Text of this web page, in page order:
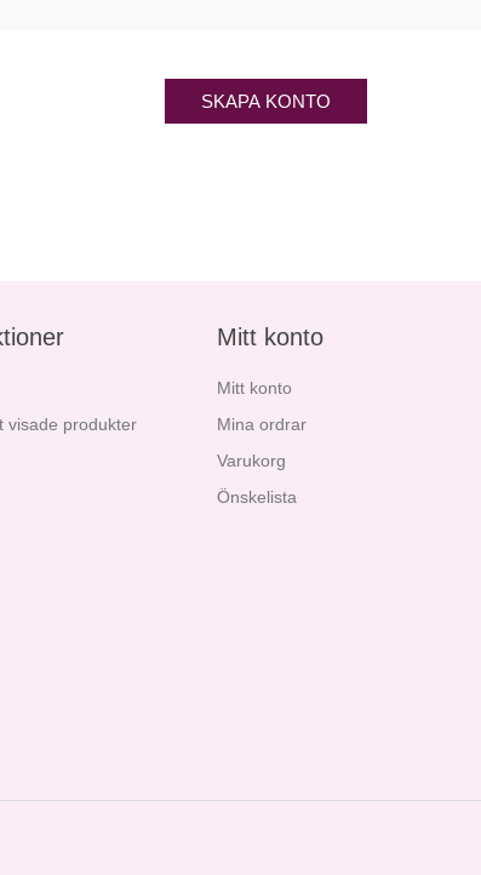
SKAPA KONTO
visade produkter
Mitt konto
Mitt konto
Mina ordrar
Varukorg
Önskelista